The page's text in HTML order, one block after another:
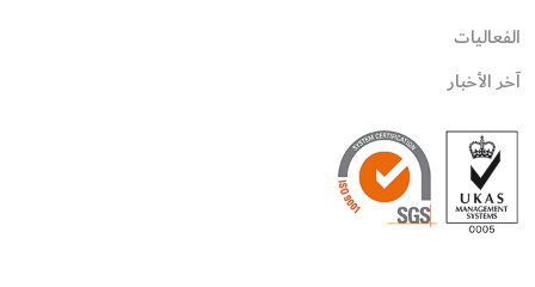
الفعاليات
آخر الأخبار